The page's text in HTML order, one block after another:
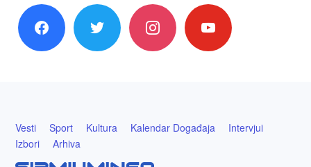
facebook twitter instagram youtube
Vesti Sport Kultura Kalendar Događaja
Intervjui
Izbori
Arhiva